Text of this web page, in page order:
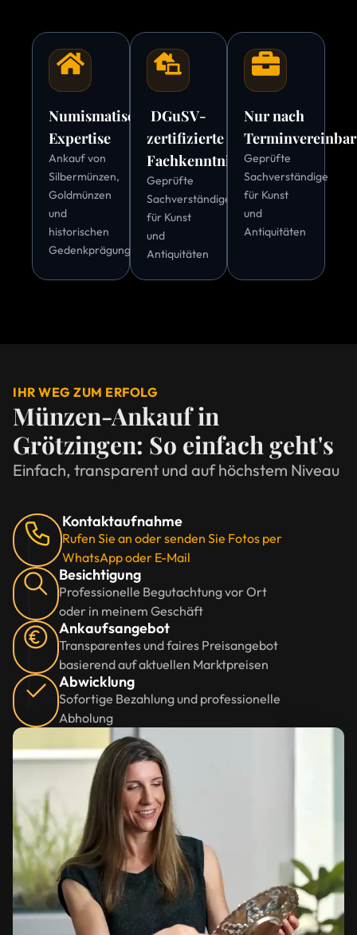
Numismatische
Expertise
Ankauf von
Silbermünzen,
Goldmünzen
und
historischen
Gedenkprägungen
DGuSV-
zertifizierte
Fachkenntnis
Geprüfte
Sachverständige
für Kunst
und
Antiquitäten
Nur nach
Geprüfte
Sachverständige
für Kunst
und
Antiquitäten
IHR WEG ZUM ERFOLG
Münzen-Ankauf in
Grötzingen: So einfach geht's
Einfach, transparent und auf höchstem Niveau
Kontaktaufnahme
Rufen Sie an oder senden Sie Fotos per
WhatsApp oder E-Mail
Besichtigung
Professionelle Begutachtung vor Ort
oder in meinem Geschäft
Ankaufsangebot
Transparentes und faires Preisangebot
basierend auf aktuellen Marktpreisen
Abwicklung
Sofortige Bezahlung und professionelle
Abholung